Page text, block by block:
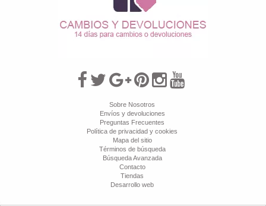
Sobre Nosotros
Envíos y devoluciones
Preguntas Frecuentes
Política de privacidad y cookies
Mapa del sitio
Términos de búsqueda
Búsqueda Avanzada
Contacto
Tiendas
Desarrollo web